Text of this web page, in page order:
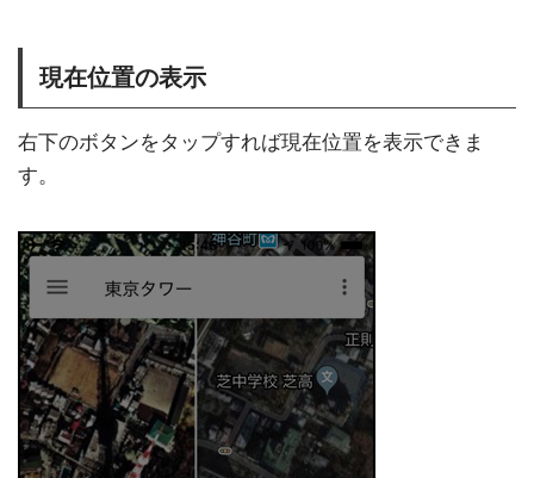
現在位置の表示
右下のボタンをタップすれば現在位置を表示できま
す。